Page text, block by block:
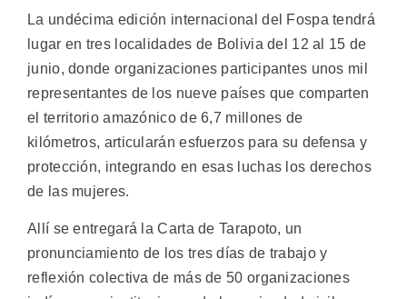
La undécima edición internacional del Fospa tendrá
lugar en tres localidades de Bolivia del 12 al 15 de
junio, donde organizaciones participantes unos mil
representantes de los nueve países que comparten
el territorio amazónico de 6,7 millones de
kilómetros, articularán esfuerzos para su defensa y
protección, integrando en esas luchas los derechos
de las mujeres.
Allí se entregará la Carta de Tarapoto, un
pronunciamiento de los tres días de trabajo y
reflexión colectiva de más de 50 organizaciones